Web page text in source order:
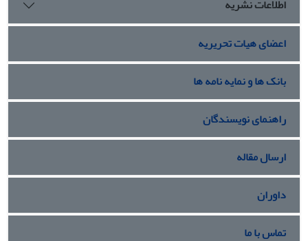
تحت بررسی دارای 0.67 درجه از قابلیت اطمینان می‌باشد. نتایج
این تحقیق می­تواند مبنای مناسبی جهت اجرای پروژه­های پژوهشی
و عملیاتی در شبکه‌های گسترده شعاعی در صنعت برق به شمار
آید.
اطلاعات نشریه
اعضای هیات تحریریه
بانک ها و نمایه نامه ها
راهنمای نویسندگان
ارسال مقاله
داوران
تماس با ما